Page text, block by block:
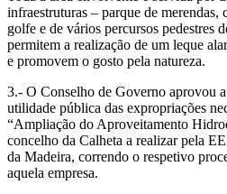
infraestruturas – parque de
golfe e de vários percursos pedestres
permitem a realização de um leque
e promovem o gosto pela natureza.
3.- O Conselho de Governo aprovou
utilidade pública das expropriações
“Ampliação do Aproveitamento
concelho da Calheta a realizar pela
da Madeira, correndo o respetivo
aquela empresa.